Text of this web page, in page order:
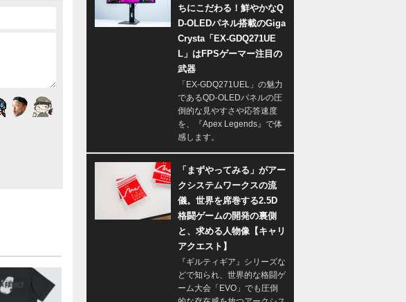
ちにこだわる！鮮やかなQ
D-OLEDパネル搭載のGiga
Crysta「EX-GDQ271UE
L」はFPSゲーマー注目の
武器
「EX-GDQ271UEL」の魅力
であるQD-OLEDパネルの圧
倒的な見やすさや応答速度
を、『Apex Legends』で体
感します。
「まずやってみる」がアー
クシステムワークスの流
儀。世界を席巻する2.5D
格闘ゲームの開発の裏側
と、求める人物像【キャリ
アクエスト】
『ギルティギア』シリーズな
どで知られ、世界的な格闘ゲ
ーム大会「EVO」でも圧倒